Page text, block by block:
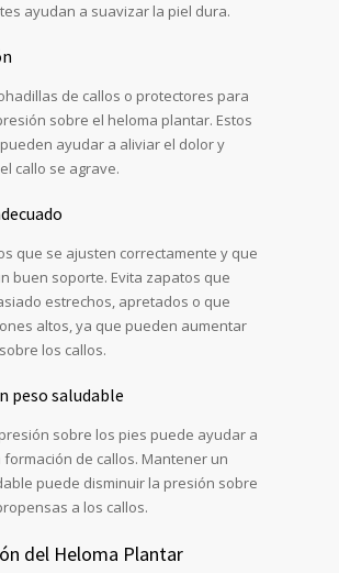
ayudan a suavizar la piel dura.
de callos o protectores para
sobre el heloma plantar. Estos
ayudar a aliviar el dolor y
callo se agrave.
que se ajusten correctamente y que
buen soporte. Evita zapatos que
estrechos, apretados o que
altos, ya que pueden aumentar
los callos.
peso saludable
sobre los pies puede ayudar a
de callos. Mantener un
puede disminuir la presión sobre
a los callos.
del Heloma Plantar